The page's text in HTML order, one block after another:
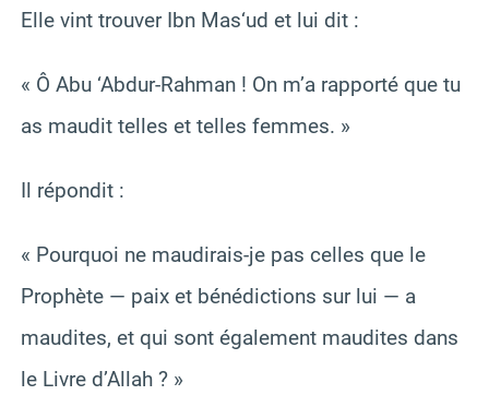
Elle vint trouver Ibn Mas‘ud et lui dit :
« Ô Abu ‘Abdur-Rahman ! On m’a rapporté que tu
as maudit telles et telles femmes. »
Il répondit :
« Pourquoi ne maudirais-je pas celles que le
Prophète — paix et bénédictions sur lui — a
maudites, et qui sont également maudites dans
le Livre d’Allah ? »